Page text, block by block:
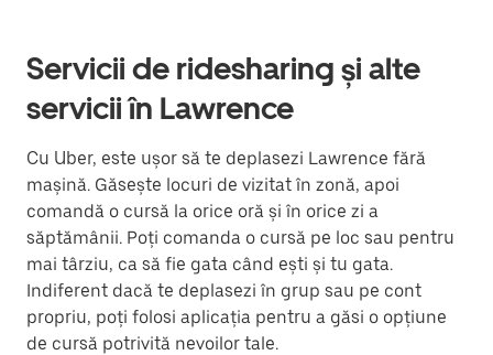
Servicii de ridesharing și alte
servicii în Lawrence
Cu Uber, este ușor să te deplasezi Lawrence fără
mașină. Găsește locuri de vizitat în zonă, apoi
comandă o cursă la orice oră și în orice zi a
săptămânii. Poți comanda o cursă pe loc sau pentru
mai târziu, ca să fie gata când ești și tu gata.
Indiferent dacă te deplasezi în grup sau pe cont
propriu, poți folosi aplicația pentru a găsi o opțiune
de cursă potrivită nevoilor tale.